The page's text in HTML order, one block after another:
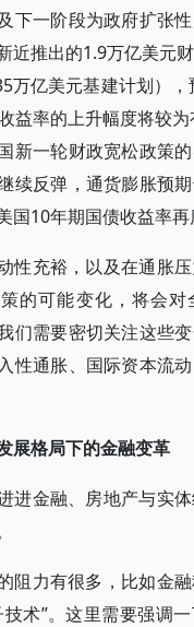
下一阶段为政府扩张
近推出的1.9万亿美元
万亿美元基建计划）
益率的上升幅度将较
新一轮财政宽松政策
续反弹，通货膨胀预期
国10年期国债收益率再
性充裕，以及在通胀
的可能变化，将会对
们需要密切关注这些
性通胀、国际资本流
展格局下的金融变革
进金融、房地产与实体
阻力有很多，比如金
技术”。这里需要强调